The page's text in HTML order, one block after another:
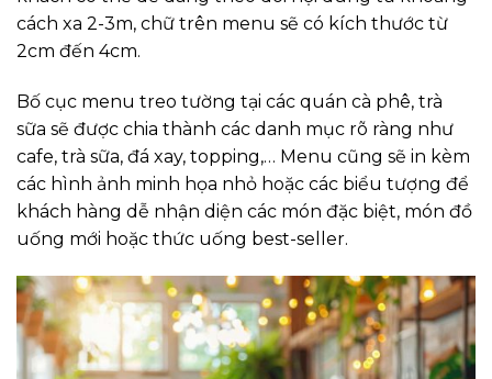
cách xa 2-3m, chữ trên menu sẽ có kích thước từ
2cm đến 4cm.
Bố cục menu treo tường tại các quán cà phê, trà
sữa sẽ được chia thành các danh mục rõ ràng như
cafe, trà sữa, đá xay, topping,… Menu cũng sẽ in kèm
các hình ảnh minh họa nhỏ hoặc các biểu tượng để
khách hàng dễ nhận diện các món đặc biệt, món đồ
uống mới hoặc thức uống best-seller.